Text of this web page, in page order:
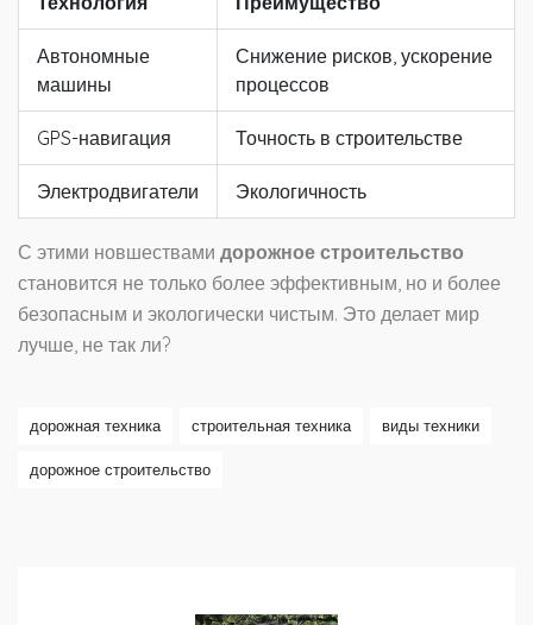
Автономные
машины
Снижение рисков, ускорение
процессов
GPS-навигация Точность в строительстве
Электродвигатели Экологичность
С этими новшествами дорожное строительство
становится не только более эффективным, но и более
безопасным и экологически чистым. Это делает мир
лучше, не так ли?
дорожная техника строительная техника виды техники
дорожное строительство